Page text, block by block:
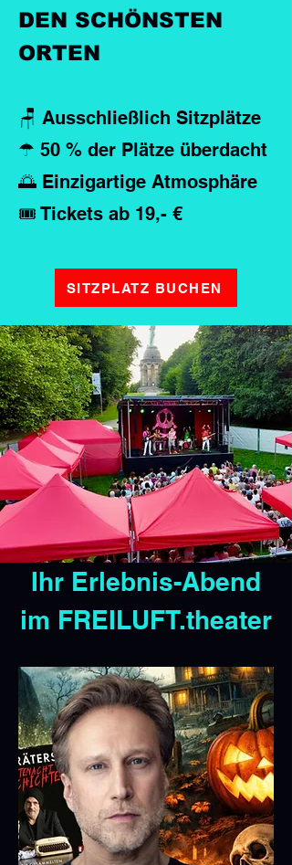
DEN SCHÖNSTEN
ORTEN
🪑 Ausschließlich Sitzplätze
☂ 50 % der Plätze überdacht
🌅 Einzigartige Atmosphäre
🎟 Tickets ab 19,- €
SITZPLATZ BUCHEN
Ihr Erlebnis-Abend
im FREILUFT.theater